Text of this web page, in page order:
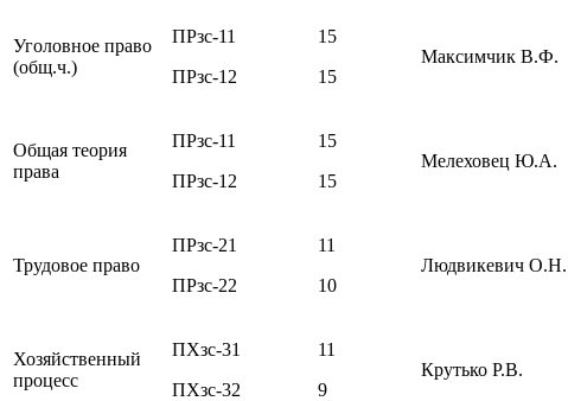
Уголовное право
(общ.ч.)
ПРзс-11
ПРзс-12
15
15
Максимчик В.Ф.
Общая теория
права
ПРзс-11
ПРзс-12
15
15
Мелеховец Ю.А.
Трудовое право
ПРзс-21
ПРзс-22
11
10
Людвикевич О.Н.
Хозяйственный
процесс
ПХзс-31
ПХзс-32
11
9
Крутько Р.В.